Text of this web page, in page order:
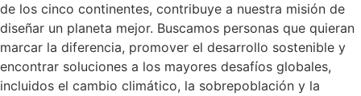
de los cinco continentes, contribuye a nuestra misión de
diseñar un planeta mejor. Buscamos personas que quieran
marcar la diferencia, promover el desarrollo sostenible y
encontrar soluciones a los mayores desafíos globales,
incluidos el cambio climático, la sobrepoblación y la